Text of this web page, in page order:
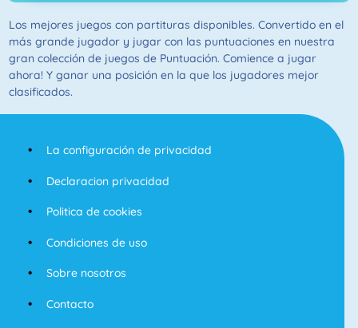
Los mejores juegos con partituras disponibles. Convertido en el
más grande jugador y jugar con las puntuaciones en nuestra
gran colección de juegos de Puntuación. Comience a jugar
ahora! Y ganar una posición en la que los jugadores mejor
clasificados.
La configuración de privacidad
Declaracion privacidad
Politica de cookies
Condiciones de uso
Sobre nosotros
Contacto